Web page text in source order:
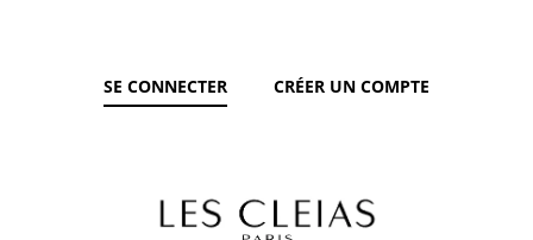
SE CONNECTER CRÉER UN COMPTE